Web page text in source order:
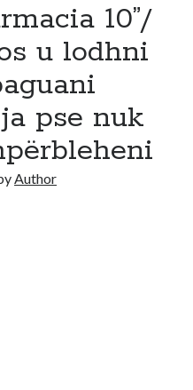
10”/
u lodhni
pse nuk
Author